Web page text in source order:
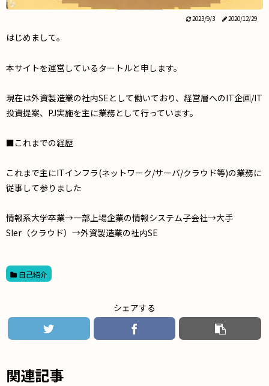
2023/9/3 2020/12/29
はじめまして。
本サイトを運営しているタートルと申します。
現在は外資製造業の社内SEとして働いており、経営層へのIT企画/IT
投資提案、PJ実施を主に業務として行っています。
■これまでの経歴
これまで主にITインフラ(ネットワーク/サーバ/クラウド等)の業務に
従事して参りました
情報系大学卒業→一部上場企業の情報システム子会社→大手
SIer（クラウド）→外資製造業の社内SE
自己紹介
シェアする
関連記事